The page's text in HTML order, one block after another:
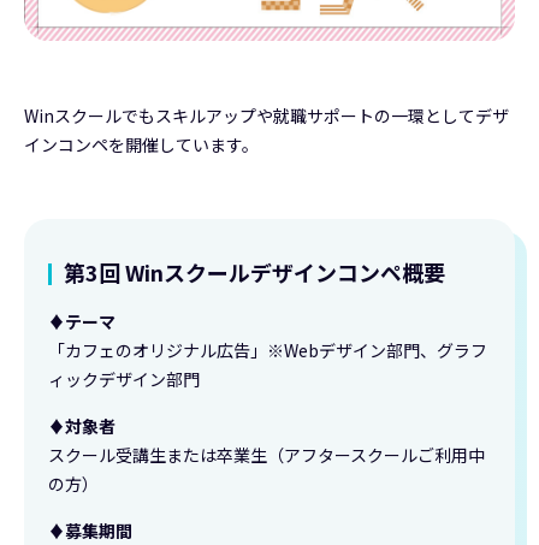
Winスクールでもスキルアップや就職サポートの一環としてデザ
インコンペを開催しています。
第3回 Winスクールデザインコンペ概要
♦テーマ
「カフェのオリジナル広告」※Webデザイン部門、グラフ
ィックデザイン部門
♦対象者
スクール受講生または卒業生（アフタースクールご利用中
の方）
♦募集期間